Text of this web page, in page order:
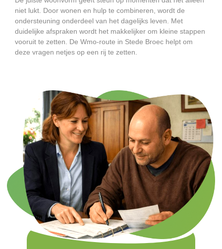
niet lukt. Door wonen en hulp te combineren, wordt de
ondersteuning onderdeel van het dagelijks leven. Met
duidelijke afspraken wordt het makkelijker om kleine stappen
vooruit te zetten. De Wmo-route in Stede Broec helpt om
deze vragen netjes op een rij te zetten.